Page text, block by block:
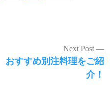
Next Post
Next
おすすめ別注料理をご紹
介！